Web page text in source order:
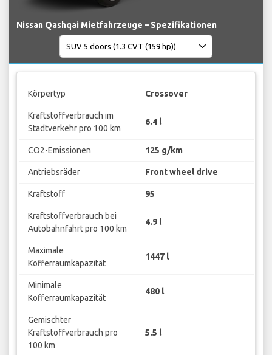
Nissan Qashqai Mietfahrzeuge – Spezifikationen
Körpertyp Crossover
Kraftstoffverbrauch im
Stadtverkehr pro 100 km
6.4 l
CO2-Emissionen 125 g/km
Antriebsräder Front wheel drive
Kraftstoff 95
Kraftstoffverbrauch bei
Autobahnfahrt pro 100 km
4.9 l
Maximale
Kofferraumkapazität
1447 l
Minimale
Kofferraumkapazität
480 l
Gemischter
Kraftstoffverbrauch pro
100 km
5.5 l